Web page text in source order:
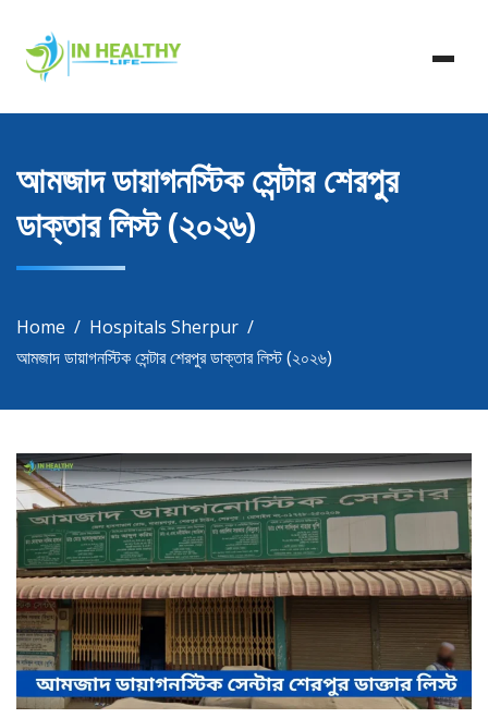
content
In Healthy Life
In Healthy Life, Healthy Life, Health Life, Doctor List,
Doctor Listing
আমজাদ ডায়াগনস্টিক সেন্টার শেরপুর
ডাক্তার লিস্ট (২০২৬)
Home
Hospitals Sherpur
আমজাদ ডায়াগনস্টিক সেন্টার শেরপুর ডাক্তার লিস্ট (২০২৬)